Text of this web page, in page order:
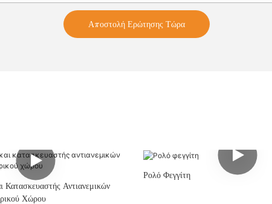
Αποστολή Ερώτησης Τώρα
Κατασκευαστής Αντιανεμικών
Χώρου
Ρολό Φεγγίτη